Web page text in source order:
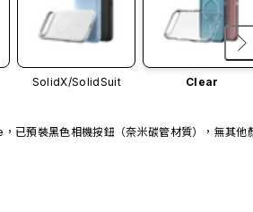
SolidX/SolidSuit Clear
已預裝黑色相機按鈕（奈米碳管材質），無其他